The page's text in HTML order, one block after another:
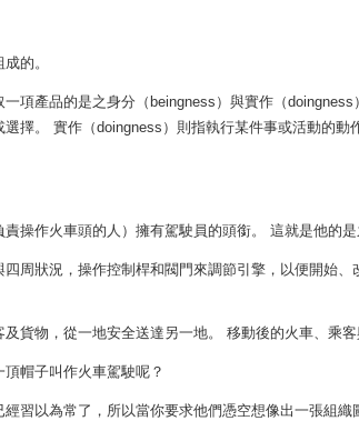
的。
項產品的是之身分（beingness）與實作（
擇。 實作（doingness）則指執行某件事或活動的動
操作火車頭的人）擁有駕駛員的頭銜。 這就是他的是
周狀況，操作控制桿和閥門來調節引擎，以便開始、
貨物，從一地安全送達另一地。 移動後的火車、乘客
帽子叫作火車駕駛呢？
習以為常了，所以當你要求他們憑空想像出一張組織